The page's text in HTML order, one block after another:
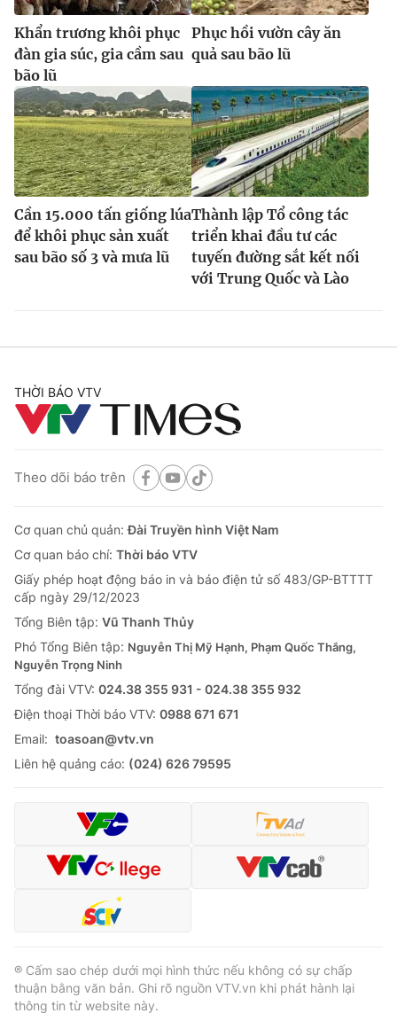
Khẩn trương khôi phục
đàn gia súc, gia cầm sau
bão lũ
Phục hồi vườn cây ăn
quả sau bão lũ
Cần 15.000 tấn giống lúa
để khôi phục sản xuất
sau bão số 3 và mưa lũ
Thành lập Tổ công tác
triển khai đầu tư các
tuyến đường sắt kết nối
với Trung Quốc và Lào
THỜI BÁO VTV
Theo dõi báo trên
Cơ quan chủ quản:Đài Truyền hình Việt Nam
Cơ quan báo chí: Thời báo VTV
Giấy phép hoạt động báo in và báo điện tử số 483/GP-BTTTT
cấp ngày 29/12/2023
Tổng Biên tập: Vũ Thanh Thủy
Phó Tổng Biên tập: Nguyễn Thị Mỹ Hạnh, Phạm Quốc Thắng,
Nguyễn Trọng Ninh
Tổng đài VTV: 024.38 355 931 - 024.38 355 932
Ðiện thoại Thời báo VTV: 0988 671 671
Email: toasoan@vtv.vn
Liên hệ quảng cáo: (024) 626 79595
® Cấm sao chép dưới mọi hình thức nếu không có sự chấp
thuận bằng văn bản. Ghi rõ nguồn VTV.vn khi phát hành lại
thông tin từ website này.